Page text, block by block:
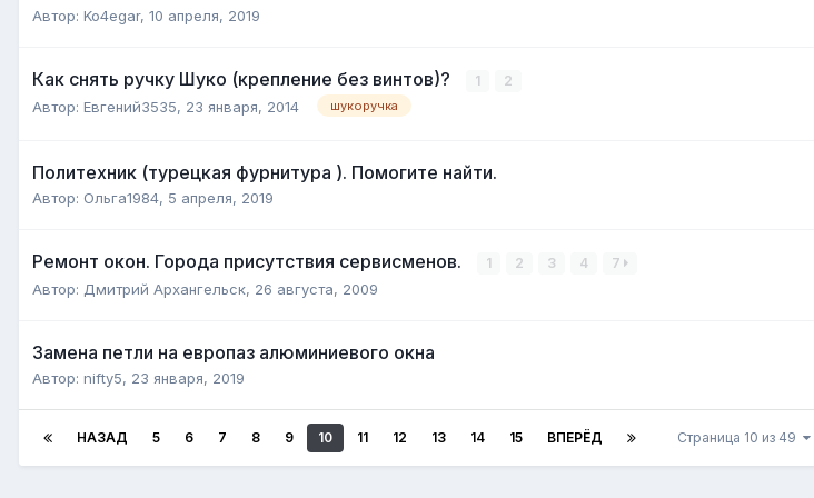
Автор: Ko4egar, 10 апреля, 2019
Как снять ручку Шуко (крепление без винтов)? 1 2
Автор: Евгений3535, 23 января, 2014 шукоручка
Политехник (турецкая фурнитура ). Помогите найти.
Автор: Ольга1984, 5 апреля, 2019
Ремонт окон. Города присутствия сервисменов. 1 2 3 4 7
Автор: Дмитрий Архангельск, 26 августа, 2009
Замена петли на европаз алюминиевого окна
Автор: nifty5, 23 января, 2019
НАЗАД 5 6 7 8 9 10 11 12 13 14 15 ВПЕРЁД Страница 10 из 49